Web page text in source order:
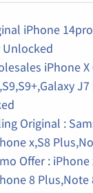
iPhone
iPhone X
Original :
x,S8
Offer : iPhone
8 Plus,Note